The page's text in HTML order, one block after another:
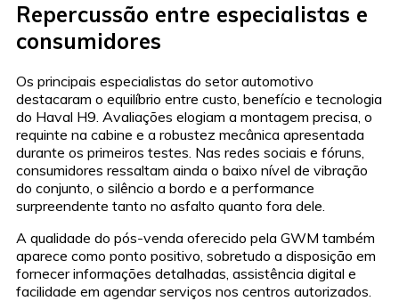
Repercussão entre especialistas e
consumidores
Os principais especialistas do setor automotivo
destacaram o equilíbrio entre custo, benefício e tecnologia
do Haval H9. Avaliações elogiam a montagem precisa, o
requinte na cabine e a robustez mecânica apresentada
durante os primeiros testes. Nas redes sociais e fóruns,
consumidores ressaltam ainda o baixo nível de vibração
do conjunto, o silêncio a bordo e a performance
surpreendente tanto no asfalto quanto fora dele.
A qualidade do pós-venda oferecido pela GWM também
aparece como ponto positivo, sobretudo a disposição em
fornecer informações detalhadas, assistência digital e
facilidade em agendar serviços nos centros autorizados.